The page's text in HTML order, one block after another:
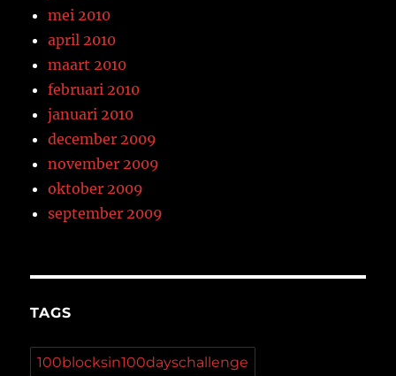
mei 2010
april 2010
maart 2010
februari 2010
januari 2010
december 2009
november 2009
oktober 2009
september 2009
TAGS
100blocksin100dayschallenge